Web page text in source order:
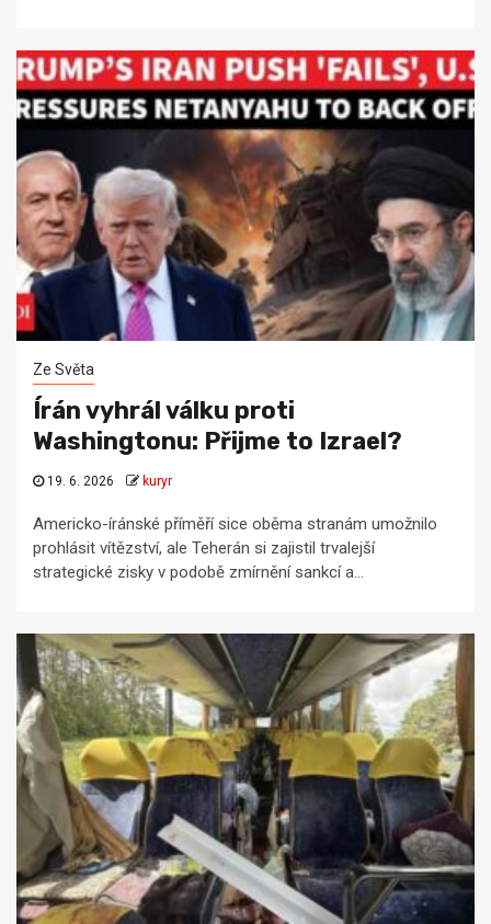
Ze Světa
Írán vyhrál válku proti
Washingtonu: Přijme to Izrael?
19. 6. 2026 kuryr
Americko-íránské příměří sice oběma stranám umožnilo
prohlásit vítězství, ale Teherán si zajistil trvalejší
strategické zisky v podobě zmírnění sankcí a...